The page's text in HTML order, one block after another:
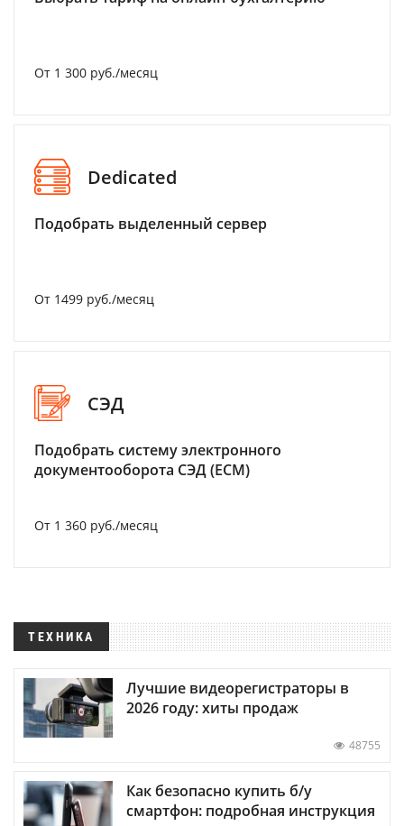
От 1 300 руб./месяц
Dedicated
Подобрать выделенный сервер
От 1499 руб./месяц
СЭД
Подобрать систему электронного
документооборота СЭД (ECM)
От 1 360 руб./месяц
ТЕХНИКА
Лучшие видеорегистраторы в
2026 году: хиты продаж
48755
Как безопасно купить б/у
смартфон: подробная инструкция